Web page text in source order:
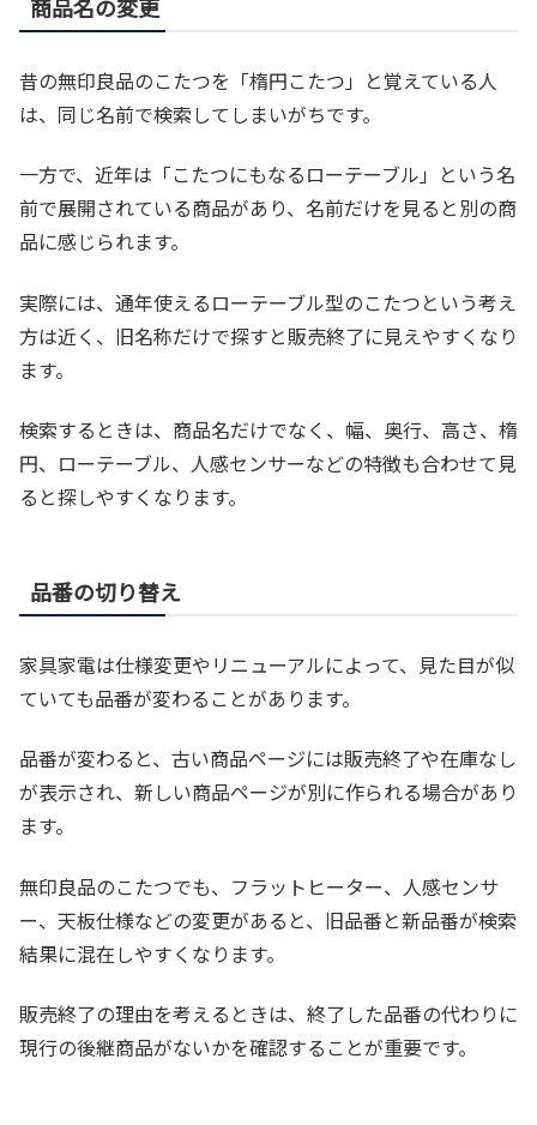
商品名の変更
昔の無印良品のこたつを「楕円こたつ」と覚えている人
は、同じ名前で検索してしまいがちです。
一方で、近年は「こたつにもなるローテーブル」という名
前で展開されている商品があり、名前だけを見ると別の商
品に感じられます。
実際には、通年使えるローテーブル型のこたつという考え
方は近く、旧名称だけで探すと販売終了に見えやすくなり
ます。
検索するときは、商品名だけでなく、幅、奥行、高さ、楕
円、ローテーブル、人感センサーなどの特徴も合わせて見
ると探しやすくなります。
品番の切り替え
家具家電は仕様変更やリニューアルによって、見た目が似
ていても品番が変わることがあります。
品番が変わると、古い商品ページには販売終了や在庫なし
が表示され、新しい商品ページが別に作られる場合があり
ます。
無印良品のこたつでも、フラットヒーター、人感センサ
ー、天板仕様などの変更があると、旧品番と新品番が検索
結果に混在しやすくなります。
販売終了の理由を考えるときは、終了した品番の代わりに
現行の後継商品がないかを確認することが重要です。